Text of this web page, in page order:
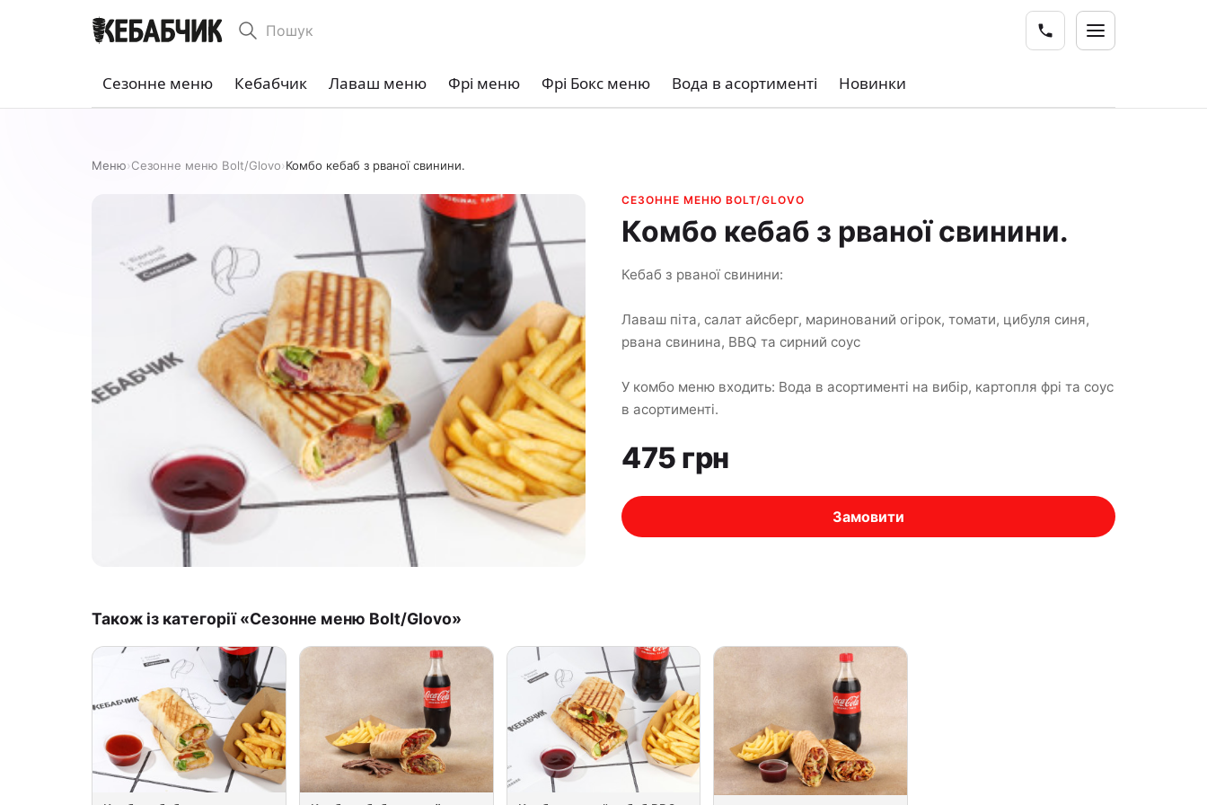
Пошук
Сезонне меню Кебабчик Лаваш меню Фрі меню Фрі Бокс меню Вода в асортименті Новинки
Меню›Сезонне меню Bolt/Glovo›Комбо кебаб з рваної свинини.
СЕЗОННЕ МЕНЮ BOLT/GLOVO
Комбо кебаб з рваної свинини.
Кебаб з рваної свинини:
Лаваш піта, салат айсберг, маринований огірок, томати, цибуля синя,
рвана свинина, BBQ та сирний соус
У комбо меню входить: Вода в асортименті на вибір, картопля фрі та соус
в асортименті.
475 грн
Замовити
Також із категорії «Сезонне меню Bolt/Glovo»